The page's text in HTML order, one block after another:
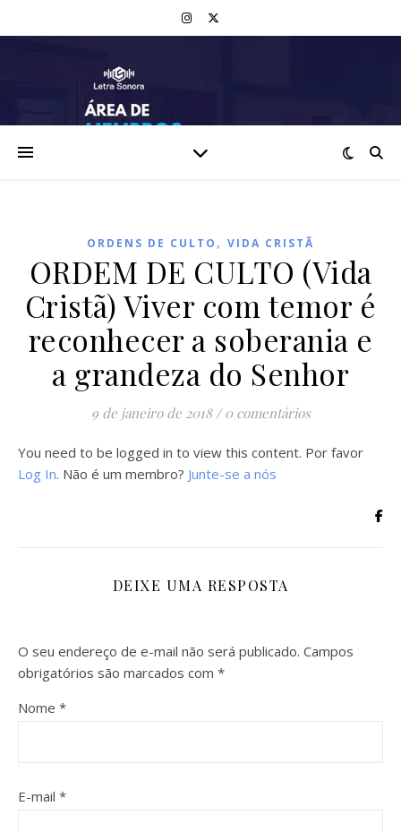
ORDENS DE CULTO , VIDA CRISTÃ
ORDEM DE CULTO (Vida
Cristã) Viver com temor é
reconhecer a soberania e
a grandeza do Senhor
9 de janeiro de 2018 / 0 comentários
You need to be logged in to view this content. Por favor
Log In. Não é um membro? Junte-se a nós
DEIXE UMA RESPOSTA
O seu endereço de e-mail não será publicado. Campos
obrigatórios são marcados com *
Nome *
E-mail *